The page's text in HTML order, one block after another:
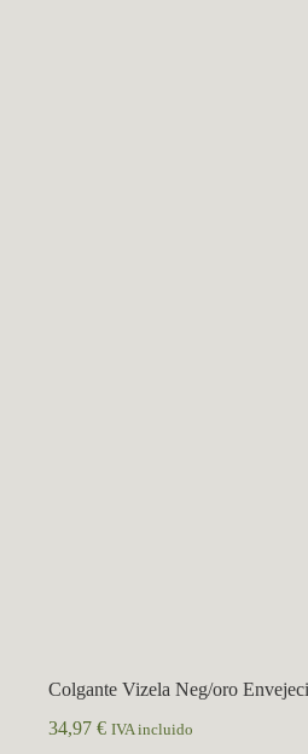
Colgante Vizela Neg/oro
34,97 € IVA incluido